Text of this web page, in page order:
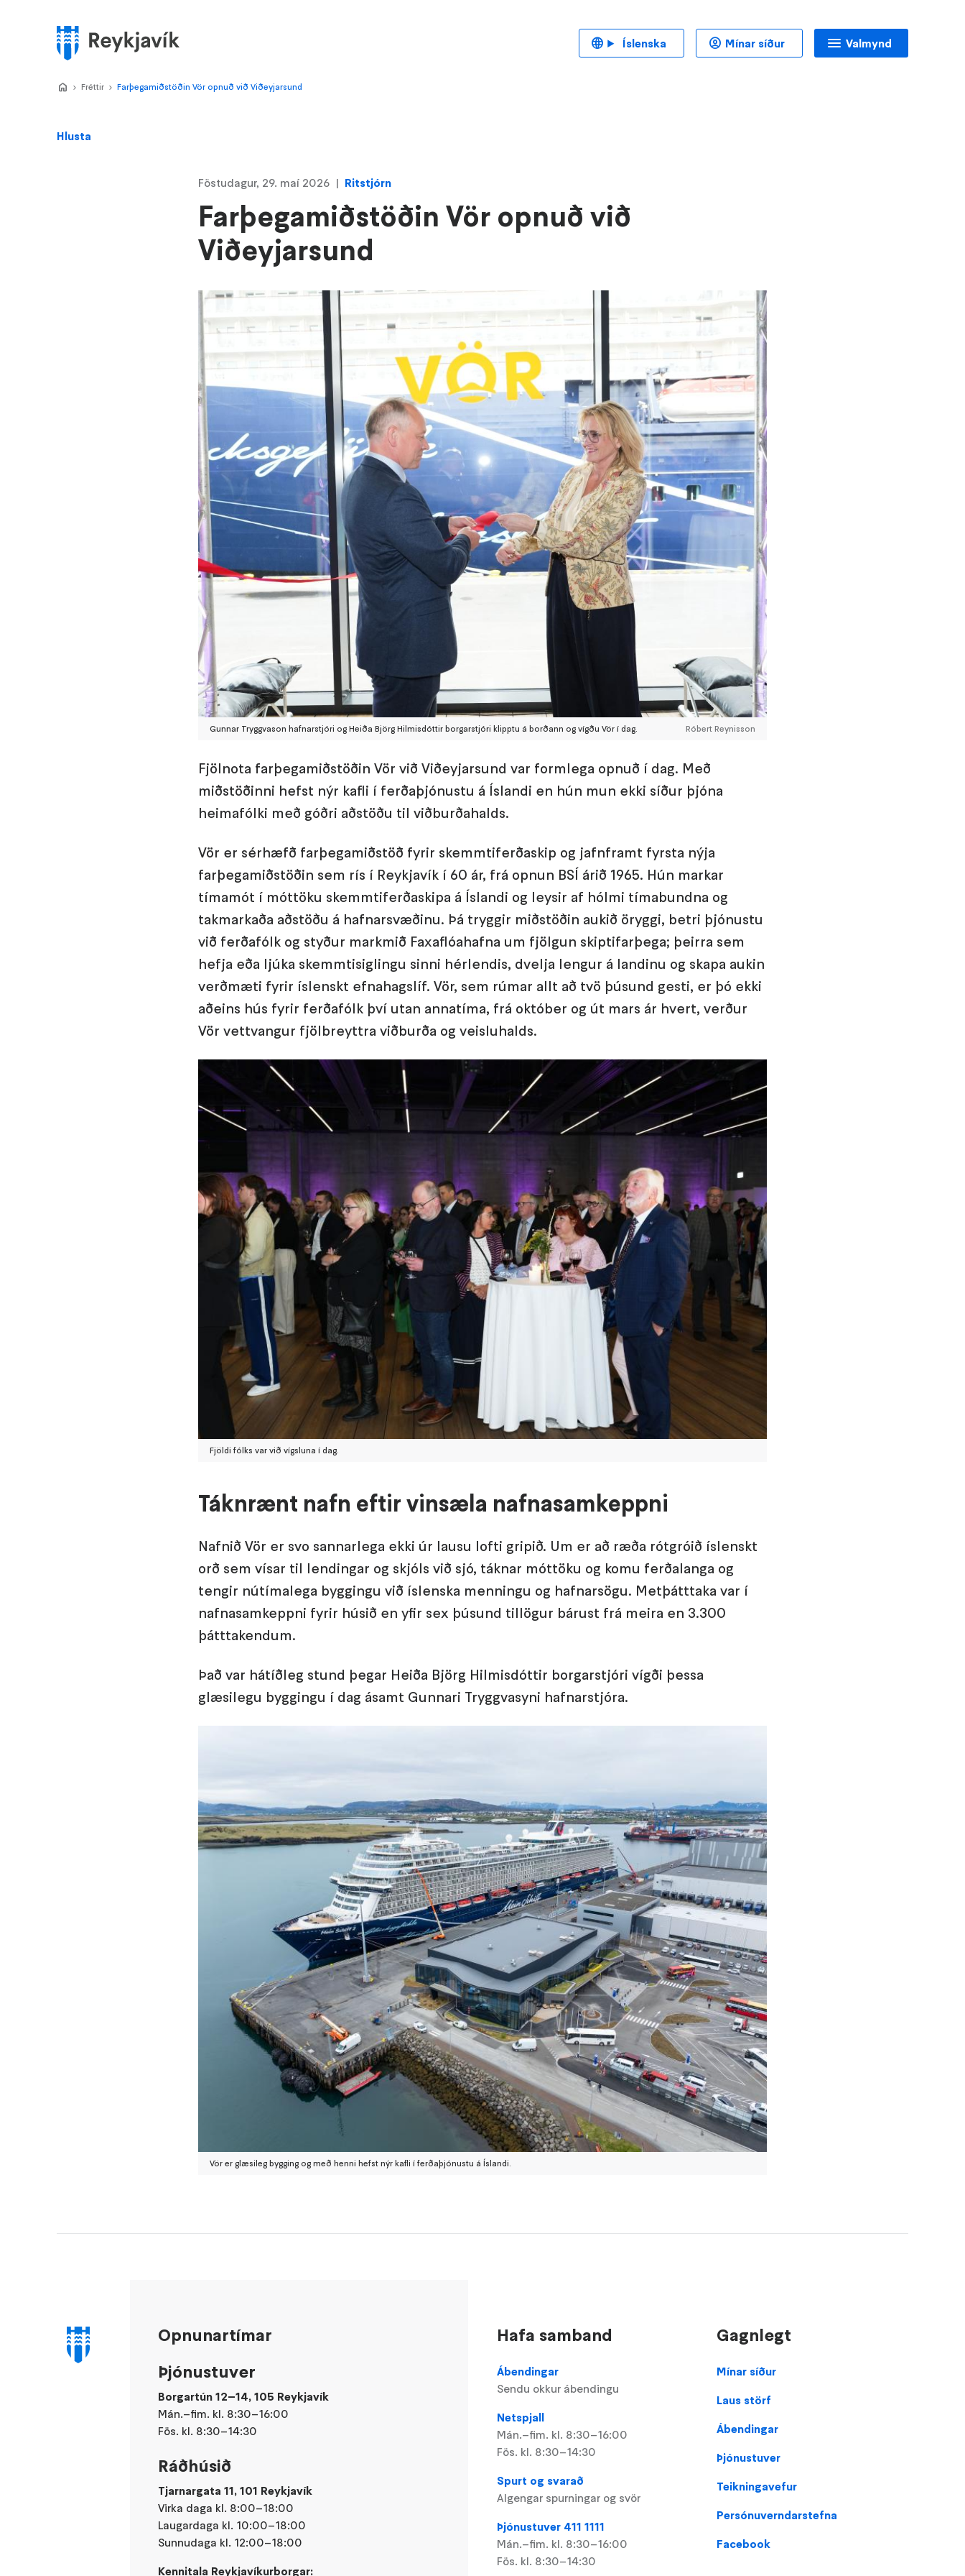
Valmynd
Hlusta
Farþegamiðstöðin Vör opnuð við
Viðeyjarsund
Föstudagur, 29. maí 2026 Ritstjórn
Gunnar Tryggvason hafnarstjóri og Heiða Björg Hilmisdóttir borgarstjóri klipptu á borðann og vígðu Vör í dag. Róbert Reynisson
Fjölnota farþegamiðstöðin Vör við Viðeyjarsund var formlega opnuð í dag. Með
miðstöðinni hefst nýr kafli í ferðaþjónustu á Íslandi en hún mun ekki síður þjóna
heimafólki með góðri aðstöðu til viðburðahalds.
Vör er sérhæfð farþegamiðstöð fyrir skemmtiferðaskip og jafnframt fyrsta nýja
farþegamiðstöðin sem rís í Reykjavík í 60 ár, frá opnun BSÍ árið 1965. Hún markar
tímamót í móttöku skemmtiferðaskipa á Íslandi og leysir af hólmi tímabundna og
takmarkaða aðstöðu á hafnarsvæðinu. Þá tryggir miðstöðin aukið öryggi, betri þjónustu
við ferðafólk og styður markmið Faxaflóahafna um fjölgun skiptifarþega; þeirra sem
hefja eða ljúka skemmtisiglingu sinni hérlendis, dvelja lengur á landinu og skapa aukin
verðmæti fyrir íslenskt efnahagslíf. Vör, sem rúmar allt að tvö þúsund gesti, er þó ekki
aðeins hús fyrir ferðafólk því utan annatíma, frá október og út mars ár hvert, verður
Vör vettvangur fjölbreyttra viðburða og veisluhalds.
Fjöldi fólks var við vígsluna í dag.
Táknrænt nafn eftir vinsæla nafnasamkeppni
Nafnið Vör er svo sannarlega ekki úr lausu lofti gripið. Um er að ræða rótgróið íslenskt
orð sem vísar til lendingar og skjóls við sjó, táknar móttöku og komu ferðalanga og
tengir nútímalega byggingu við íslenska menningu og hafnarsögu. Metþátttaka var í
nafnasamkeppni fyrir húsið en yfir sex þúsund tillögur bárust frá meira en 3.300
þátttakendum.
Það var hátíðleg stund þegar Heiða Björg Hilmisdóttir borgarstjóri vígði þessa
glæsilegu byggingu í dag ásamt Gunnari Tryggvasyni hafnarstjóra.
Vör er glæsileg bygging og með henni hefst nýr kafli í ferðaþjónustu á Íslandi.
Home
>
Fréttir >
Farþegamiðstöðin Vör opnuð við Viðeyjarsund
Valmynd
Íslenska Mínar síður
Opnunartímar
Þjónustuver
Borgartún 12–14, 105 Reykjavík
Mán.–fim. kl. 8:30–16:00
Fös. kl. 8:30–14:30
Ráðhúsið
Tjarnargata 11, 101 Reykjavík
Virka daga kl. 8:00–18:00
Laugardaga kl. 10:00–18:00
Sunnudaga kl. 12:00–18:00
Kennitala Reykjavíkurborgar:
Hafa samband
Ábendingar
Sendu okkur ábendingu
Netspjall
Mán.–fim. kl. 8:30–16:00
Fös. kl. 8:30–14:30
Spurt og svarað
Algengar spurningar og svör
Þjónustuver 411 1111
Mán.–fim. kl. 8:30–16:00
Fös. kl. 8:30–14:30
Gagnlegt
Footer
Mínar síður
Laus störf
Ábendingar
Þjónustuver
Teikningavefur
Persónuverndarstefna
Facebook